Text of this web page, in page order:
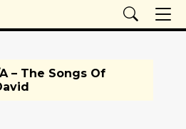
A – The Songs Of